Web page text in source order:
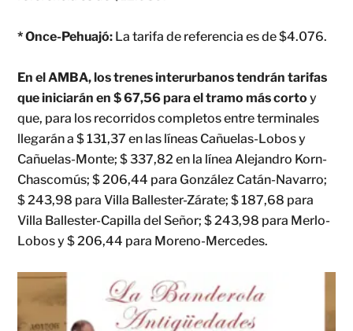
* Once-Pehuajó: La tarifa de referencia es de $4.076.
En el AMBA, los trenes interurbanos tendrán tarifas
que iniciarán en $ 67,56 para el tramo más corto y
que, para los recorridos completos entre terminales
llegarán a $ 131,37 en las líneas Cañuelas-Lobos y
Cañuelas-Monte; $ 337,82 en la línea Alejandro Korn-
Chascomús; $ 206,44 para González Catán-Navarro;
$ 243,98 para Villa Ballester-Zárate; $ 187,68 para
Villa Ballester-Capilla del Señor; $ 243,98 para Merlo-
Lobos y $ 206,44 para Moreno-Mercedes.